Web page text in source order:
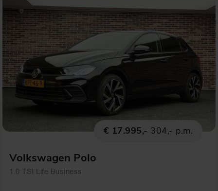
€ 17.995,- 304,- p.m.
Volkswagen Polo
1.0 TSI Life Business